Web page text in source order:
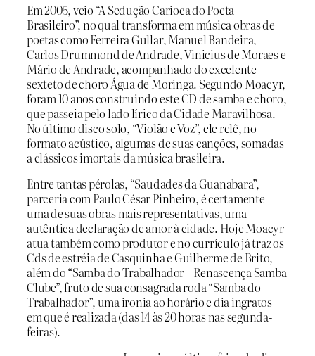
Em 2005, veio “A Sedução Carioca do Poeta
Brasileiro”, no qual transforma em música obras de
poetas como Ferreira Gullar, Manuel Bandeira,
Carlos Drummond de Andrade, Vinicius de Moraes e
Mário de Andrade, acompanhado do excelente
sexteto de choro Água de Moringa. Segundo Moacyr,
foram 10 anos construindo este CD de samba e choro,
que passeia pelo lado lírico da Cidade Maravilhosa.
No último disco solo, “Violão e Voz”, ele relê, no
formato acústico, algumas de suas canções, somadas
a clássicos imortais da música brasileira.
Entre tantas pérolas, “Saudades da Guanabara”,
parceria com Paulo César Pinheiro, é certamente
uma de suas obras mais representativas, uma
autêntica declaração de amor à cidade. Hoje Moacyr
atua também como produtor e no currículo já traz os
Cds de estréia de Casquinha e Guilherme de Brito,
além do “Samba do Trabalhador – Renascença Samba
Clube”, fruto de sua consagrada roda “Samba do
Trabalhador”, uma ironia ao horário e dia ingratos
em que é realizada (das 14 às 20 horas nas segunda-
feiras).